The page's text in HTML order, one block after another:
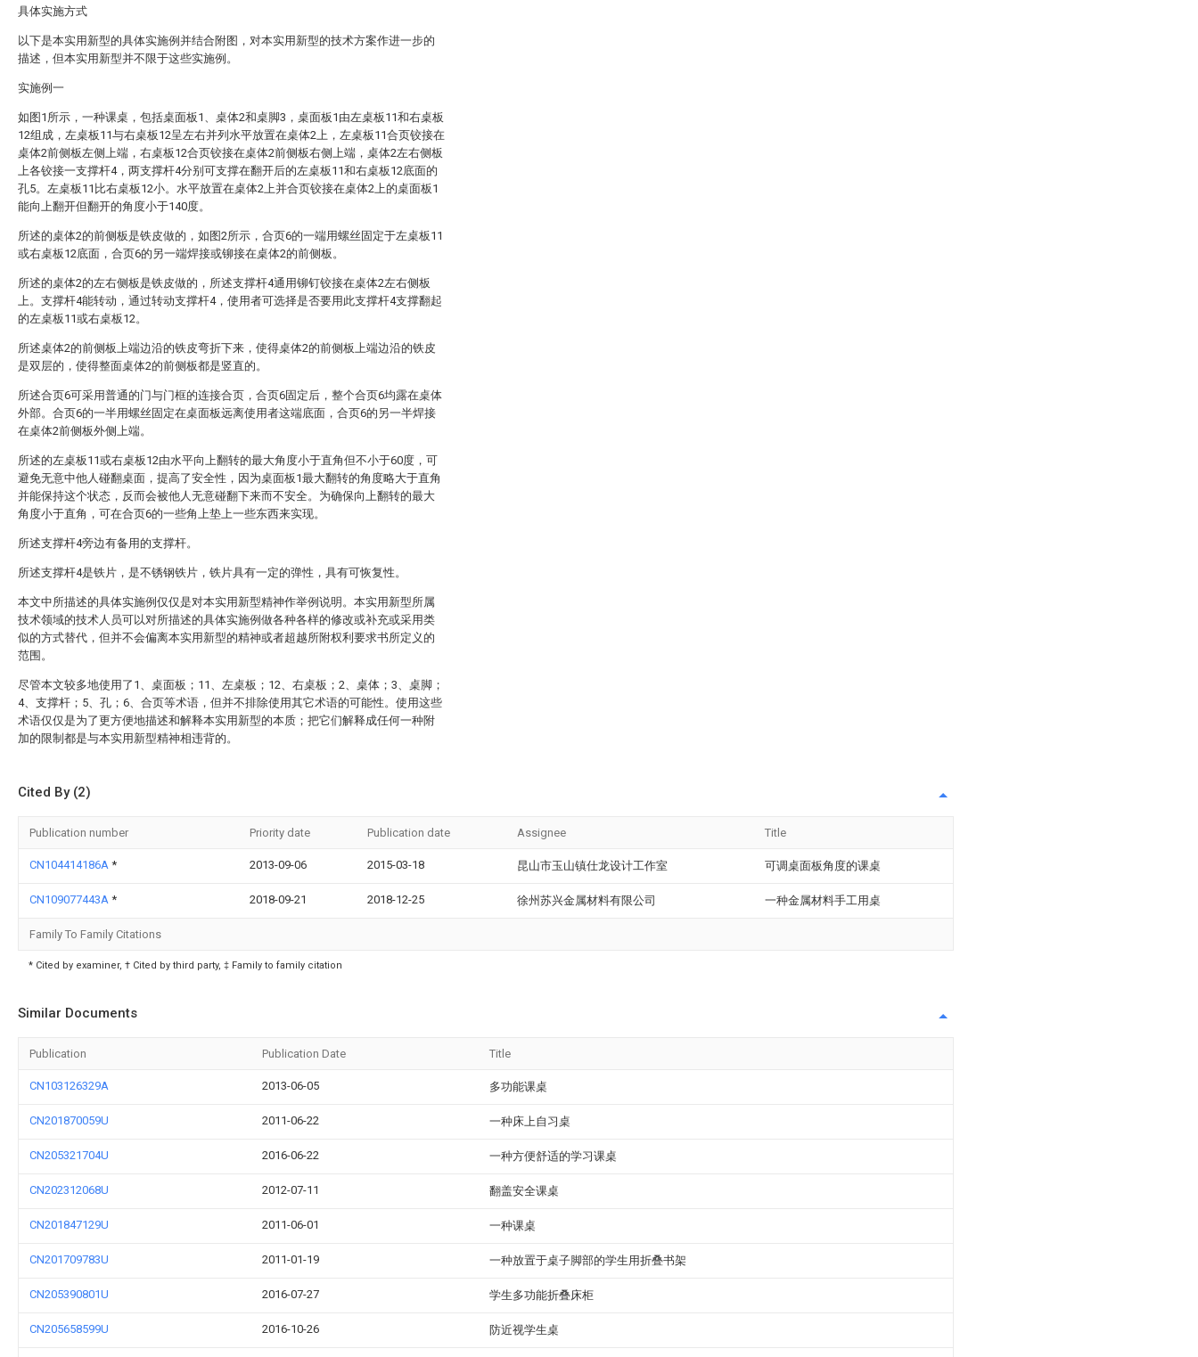
具体实施方式
以下是本实用新型的具体实施例并结合附图，对本实用新型的技术方案作进一步的
描述，但本实用新型并不限于这些实施例。
实施例一
如图1所示，一种课桌，包括桌面板1、桌体2和桌脚3，桌面板1由左桌板11和右桌板
12组成，左桌板11与右桌板12呈左右并列水平放置在桌体2上，左桌板11合页铰接在
桌体2前侧板左侧上端，右桌板12合页铰接在桌体2前侧板右侧上端，桌体2左右侧板
上各铰接一支撑杆4，两支撑杆4分别可支撑在翻开后的左桌板11和右桌板12底面的
孔5。左桌板11比右桌板12小。水平放置在桌体2上并合页铰接在桌体2上的桌面板1
能向上翻开但翻开的角度小于140度。
所述的桌体2的前侧板是铁皮做的，如图2所示，合页6的一端用螺丝固定于左桌板11
或右桌板12底面，合页6的另一端焊接或铆接在桌体2的前侧板。
所述的桌体2的左右侧板是铁皮做的，所述支撑杆4通用铆钉铰接在桌体2左右侧板
上。支撑杆4能转动，通过转动支撑杆4，使用者可选择是否要用此支撑杆4支撑翻起
的左桌板11或右桌板12。
所述桌体2的前侧板上端边沿的铁皮弯折下来，使得桌体2的前侧板上端边沿的铁皮
是双层的，使得整面桌体2的前侧板都是竖直的。
所述合页6可采用普通的门与门框的连接合页，合页6固定后，整个合页6均露在桌体
外部。合页6的一半用螺丝固定在桌面板远离使用者这端底面，合页6的另一半焊接
在桌体2前侧板外侧上端。
所述的左桌板11或右桌板12由水平向上翻转的最大角度小于直角但不小于60度，可
避免无意中他人碰翻桌面，提高了安全性，因为桌面板1最大翻转的角度略大于直角
并能保持这个状态，反而会被他人无意碰翻下来而不安全。为确保向上翻转的最大
角度小于直角，可在合页6的一些角上垫上一些东西来实现。
所述支撑杆4旁边有备用的支撑杆。
所述支撑杆4是铁片，是不锈钢铁片，铁片具有一定的弹性，具有可恢复性。
本文中所描述的具体实施例仅仅是对本实用新型精神作举例说明。本实用新型所属
技术领域的技术人员可以对所描述的具体实施例做各种各样的修改或补充或采用类
似的方式替代，但并不会偏离本实用新型的精神或者超越所附权利要求书所定义的
范围。
尽管本文较多地使用了1、桌面板；11、左桌板；12、右桌板；2、桌体；3、桌脚；
4、支撑杆；5、孔；6、合页等术语，但并不排除使用其它术语的可能性。使用这些
术语仅仅是为了更方便地描述和解释本实用新型的本质；把它们解释成任何一种附
加的限制都是与本实用新型精神相违背的。
Cited By (2)
Publication number Priority date Publication date Assignee Title
CN104414186A * 2013-09-06 2015-03-18 昆山市玉山镇仕龙设计工作室 可调桌面板角度的课桌
CN109077443A * 2018-09-21 2018-12-25 徐州苏兴金属材料有限公司 一种金属材料手工用桌
Family To Family Citations
* Cited by examiner, † Cited by third party, ‡ Family to family citation
Similar Documents
Publication Publication Date Title
CN103126329A 2013-06-05 多功能课桌
CN201870059U 2011-06-22 一种床上自习桌
CN205321704U 2016-06-22 一种方便舒适的学习课桌
CN202312068U 2012-07-11 翻盖安全课桌
CN201847129U 2011-06-01 一种课桌
CN201709783U 2011-01-19 一种放置于桌子脚部的学生用折叠书架
CN205390801U 2016-07-27 学生多功能折叠床柜
CN205658599U 2016-10-26 防近视学生桌